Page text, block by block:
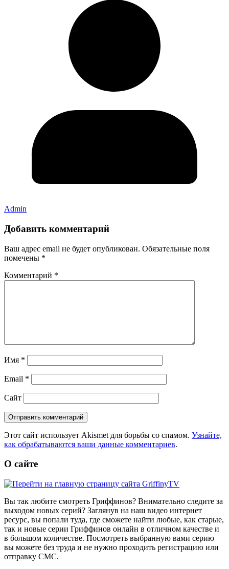
Admin
Добавить комментарий
Ваш адрес email не будет опубликован. Обязательные поля
помечены *
Комментарий *
Имя *
Email *
Сайт
Этот сайт использует Akismet для борьбы со спамом. Узнайте,
как обрабатываются ваши данные комментариев.
О сайте
Вы так любите смотреть Гриффинов? Внимательно следите за
выходом новых серий? Заглянув на наш видео интернет
ресурс, вы попали туда, где сможете найти любые, как старые,
так и новые серии Гриффинов онлайн в отличном качестве и
в большом количестве. Посмотреть выбранную вами серию
вы можете без труда и не нужно проходить регистрацию или
отправку СМС.